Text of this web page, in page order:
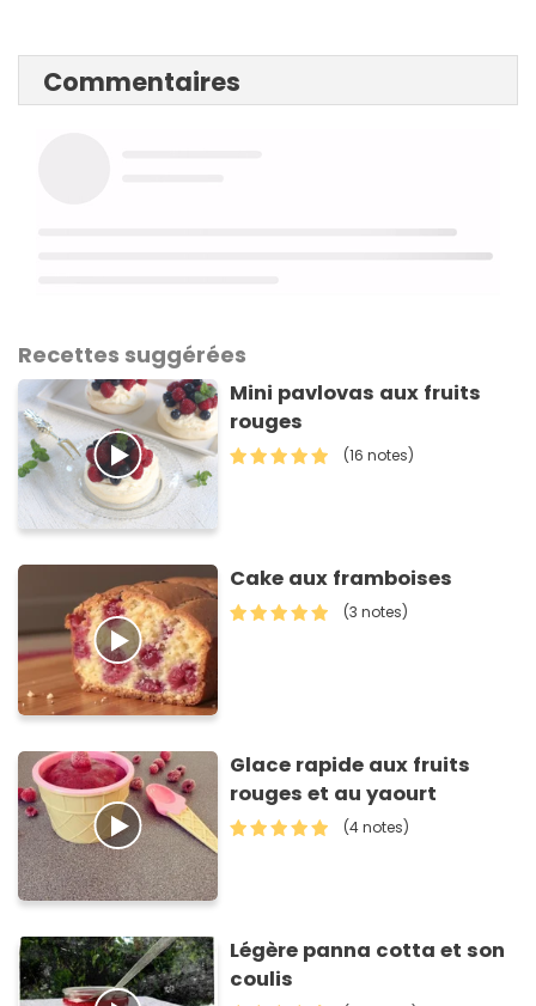
Commentaires
Recettes suggérées
Mini pavlovas aux fruits
rouges
(16 notes)
Cake aux framboises
(3 notes)
Glace rapide aux fruits
rouges et au yaourt
(4 notes)
Légère panna cotta et son
coulis